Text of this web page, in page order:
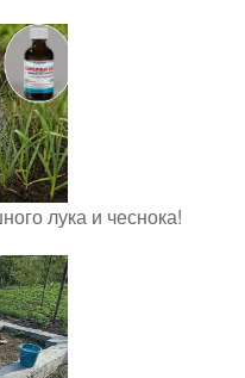
лука и чеснока!